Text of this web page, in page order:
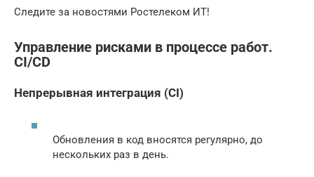
Следите за новостями Ростелеком ИТ!
Управление рисками в процессе работ.
CI/CD
Непрерывная интеграция (CI)
Обновления в код вносятся регулярно, до
нескольких раз в день.